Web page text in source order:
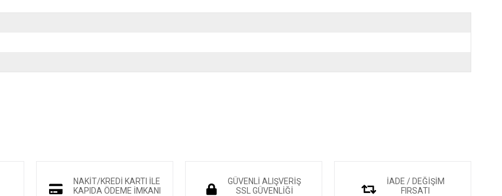
NAKİT/KREDİ KARTI İLE
KAPIDA ÖDEME İMKANI
GÜVENLİ ALIŞVERİŞ
SSL GÜVENLİĞİ
İADE / DEĞİŞİM
FIRSATI